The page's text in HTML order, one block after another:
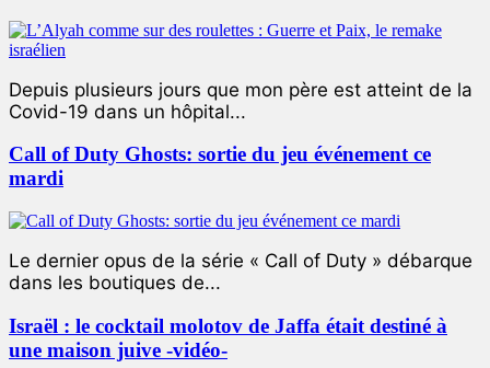
Depuis plusieurs jours que mon père est atteint de la
Covid-19 dans un hôpital...
Call of Duty Ghosts: sortie du jeu événement ce
mardi
Le dernier opus de la série « Call of Duty » débarque
dans les boutiques de...
Israël : le cocktail molotov de Jaffa était destiné à
une maison juive -vidéo-